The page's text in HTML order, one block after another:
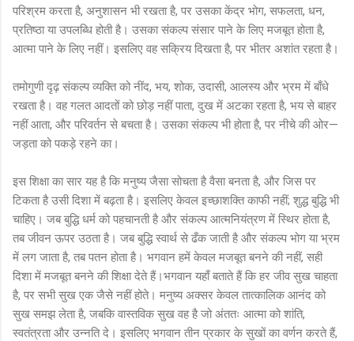
परिश्रम करता है, अनुशासन भी रखता है, पर उसका केंद्र भोग, सफलता, धन,
प्रतिष्ठा या उपलब्धि होती है। उसका संकल्प संसार पाने के लिए मजबूत होता है,
आत्मा पाने के लिए नहीं। इसलिए वह सक्रिय दिखता है, पर भीतर अशांत रहता है।
तमोगुणी दृढ़ संकल्प व्यक्ति को नींद, भय, शोक, उदासी, आलस्य और भ्रम में बाँधे
रखता है। वह गलत आदतों को छोड़ नहीं पाता, दुख में अटका रहता है, भय से बाहर
नहीं आता, और परिवर्तन से बचता है। उसका संकल्प भी होता है, पर नीचे की ओर—
जड़ता को पकड़े रहने का।
इस शिक्षा का सार यह है कि मनुष्य जैसा सोचता है वैसा बनता है, और जिस पर
टिकता है उसी दिशा में बढ़ता है। इसलिए केवल इच्छाशक्ति काफी नहीं; शुद्ध बुद्धि भी
चाहिए। जब बुद्धि धर्म को पहचानती है और संकल्प आत्मनियंत्रण में स्थिर होता है,
तब जीवन ऊपर उठता है। जब बुद्धि स्वार्थ से ढँक जाती है और संकल्प भोग या भ्रम
में लग जाता है, तब पतन होता है। भगवान हमें केवल मजबूत बनने की नहीं, सही
दिशा में मजबूत बनने की शिक्षा देते हैं।भगवान यहाँ बताते हैं कि हर जीव सुख चाहता
है, पर सभी सुख एक जैसे नहीं होते। मनुष्य अक्सर केवल तात्कालिक आनंद को
सुख समझ लेता है, जबकि वास्तविक सुख वह है जो अंततः आत्मा को शांति,
स्वतंत्रता और उन्नति दे। इसलिए भगवान तीन प्रकार के सुखों का वर्णन करते हैं,